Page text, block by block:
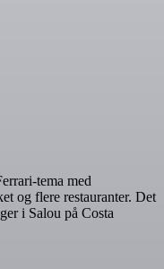
tema med
og flere restauranter. Det
i Salou på Costa